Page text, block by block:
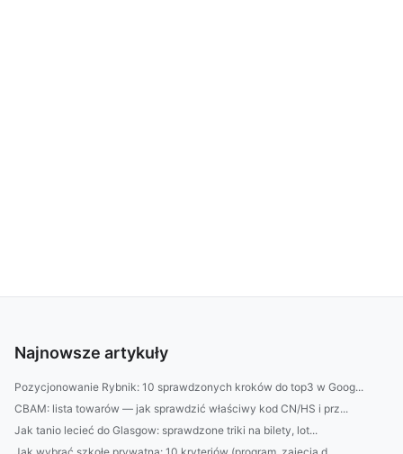
Najnowsze artykuły
Pozycjonowanie Rybnik: 10 sprawdzonych kroków do top3 w Goog...
CBAM: lista towarów — jak sprawdzić właściwy kod CN/HS i prz...
Jak tanio lecieć do Glasgow: sprawdzone triki na bilety, lot...